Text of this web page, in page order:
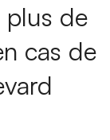
plus de
cas de